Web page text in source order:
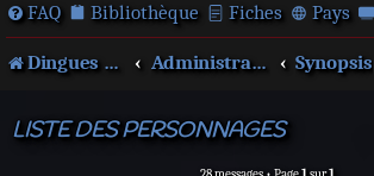
FAQ Bibliothèque Fiches Pays
Dingues de séries télé ! Administration Synopsis
LISTE DES PERSONNAGES